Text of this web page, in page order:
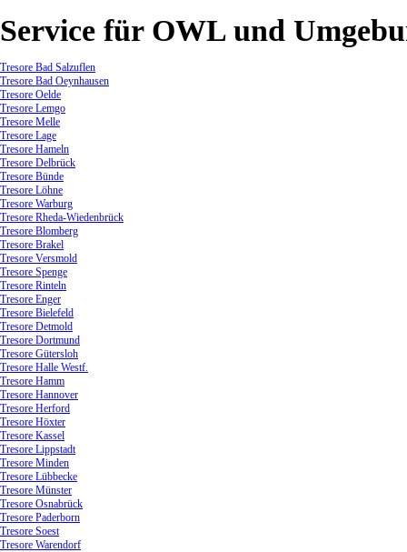
Service für OWL und
Tresore Bad Salzuflen
Tresore Bad Oeynhausen
Tresore Oelde
Tresore Lemgo
Tresore Melle
Tresore Lage
Tresore Hameln
Tresore Delbrück
Tresore Bünde
Tresore Löhne
Tresore Warburg
Tresore Rheda-Wiedenbrück
Tresore Blomberg
Tresore Brakel
Tresore Versmold
Tresore Spenge
Tresore Rinteln
Tresore Enger
Tresore Bielefeld
Tresore Detmold
Tresore Dortmund
Tresore Gütersloh
Tresore Halle Westf.
Tresore Hamm
Tresore Hannover
Tresore Herford
Tresore Höxter
Tresore Kassel
Tresore Lippstadt
Tresore Minden
Tresore Lübbecke
Tresore Münster
Tresore Osnabrück
Tresore Paderborn
Tresore Soest
Tresore Warendorf